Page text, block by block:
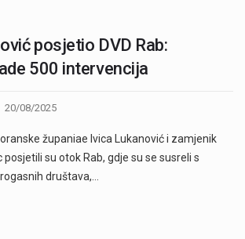
posjetio DVD Rab:
500 intervencija
20/08/2025
županiae Ivica Lukanović i zamjenik
su otok Rab, gdje su se susreli s
društava,…